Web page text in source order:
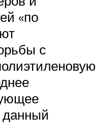
«по
с
данный